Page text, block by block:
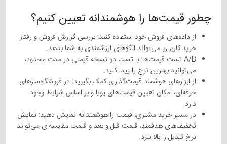
چطور قیمت‌ها را هوشمندانه تعیین کنیم؟
از داده‌های فروش خود استفاده کنید: بررسی گزارش فروش و رفتار
خرید کاربران می‌تواند الگوهای ارزشمندی به شما بدهد.
A/B تست قیمت‌ها: با تست دو نسخه قیمتی در مدت محدود،
می‌توانید بهترین نرخ را پیدا کنید.
از ابزارهای هوشمند قیمت‌گذاری کمک بگیرید: در فروشگاه‌سازهای
حرفه‌ای، امکان تعیین قیمت‌های پویا و بر اساس شرایط وجود
دارد.
در مسیر خرید مشتری، قیمت را هوشمندانه نمایش دهید: نمایش
تخفیف‌های هدفمند، قیمت قبل و بعد و قیمت مقایسه‌ای می‌تواند
نرخ تبدیل را بالا ببرد.